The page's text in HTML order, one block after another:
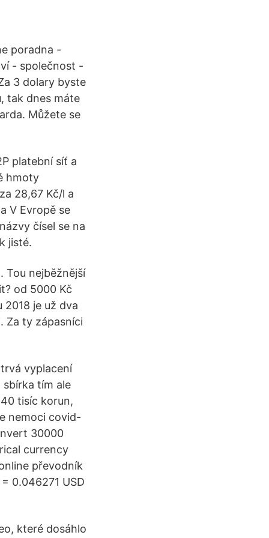
poradna -
- společnost -
3 dolary byste
tak dnes máte
Můžete se
platební síť a
hmoty
28,67 Kč/l a
V Evropě se
čísel se na
jisté.
Tou nejběžnější
od 5000 Kč
2018 je už dva
Za ty zápasníci
vyplacení
sbírka tím ale
tisíc korun,
nemoci covid-
30000
currency
převodník
0.046271 USD
které dosáhlo